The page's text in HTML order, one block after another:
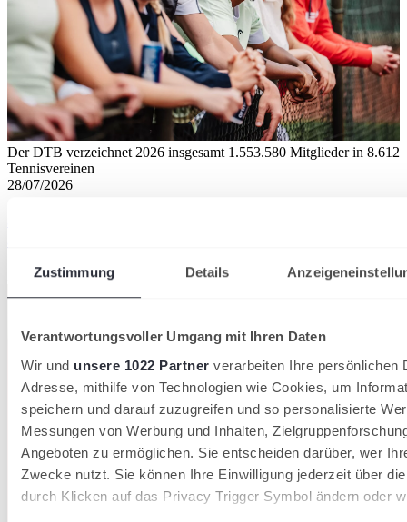
Zustimmung Details
Verantwortungsvoller Umgang mit Ihren Daten
Wir und unsere 1022 Partner verarbeiten Ihre persönlichen
Adresse, mithilfe von Technologien wie Cookies, um
speichern und darauf zuzugreifen und so personalisierte
Messungen von Werbung und Inhalten,
Angeboten zu ermöglichen. Sie entscheiden darüber, wer
Zwecke nutzt. Sie können Ihre Einwilligung jederzeit über
durch Klicken auf das Privacy Trigger Symbol ändern oder
Der DTB verzeichnet 2026 insgesamt 1.553.580 Mitglieder in 8.612
Tennisvereinen
28/07/2026
Deutscher Tennis Bund